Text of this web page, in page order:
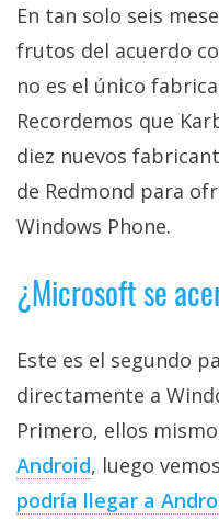
móviles,
ordenadores,
apps,
informática,
comparativas,
trucos y
tutoriales.
Informático
derechos
reservados.
En tan solo seis
frutos del acuerdo
no es el único
Recordemos que
diez nuevos
de Redmond para
Windows Phone.
¿Microsoft se
Este es el segundo
directamente a
Primero, ellos
Android, luego
podría llegar a